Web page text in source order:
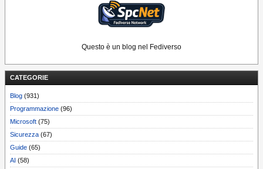
Questo è un blog nel Fediverso
CATEGORIE
Blog (931)
Programmazione (96)
Microsoft (75)
Sicurezza (67)
Guide (65)
AI (58)